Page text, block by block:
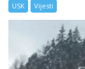
USK Vijesti